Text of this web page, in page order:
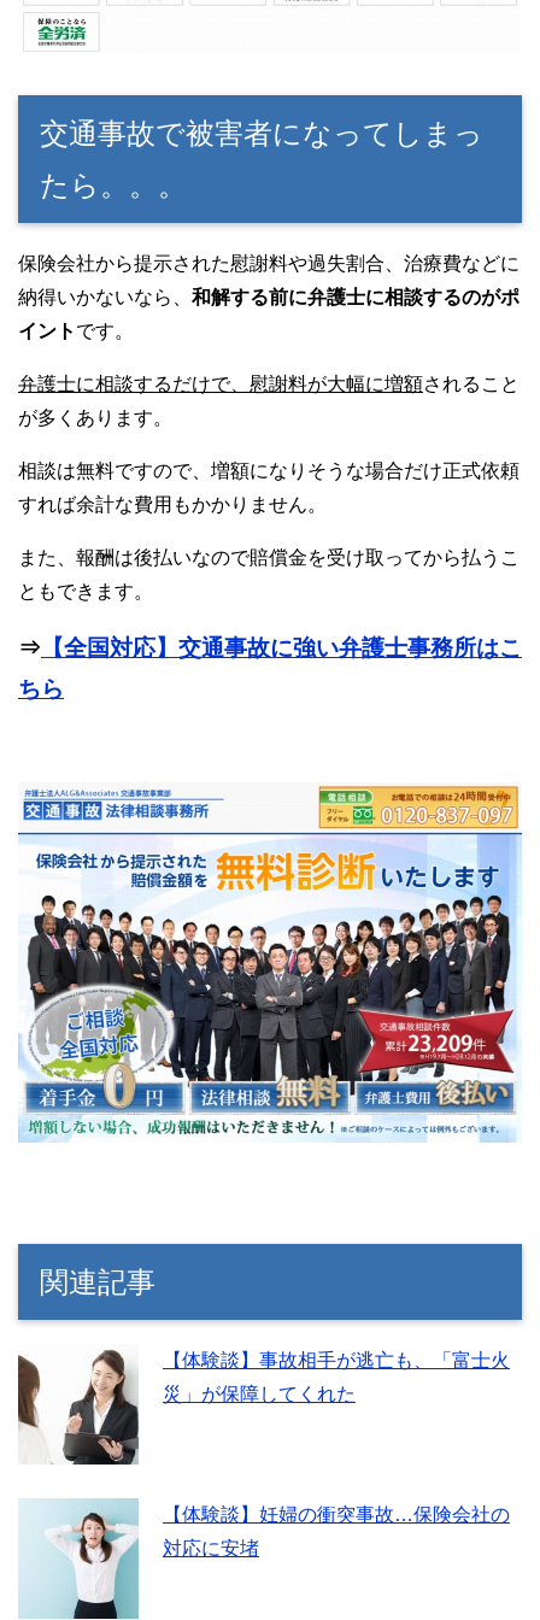
交通事故で被害者になってしまっ
たら。。。
保険会社から提示された慰謝料や過失割合、治療費などに
納得いかないなら、 和解する前に弁護士に相談するのがポ
イント です。
弁護士に相談するだけで、慰謝料が大幅に増額されること
が多くあります。
相談は無料ですので、増額になりそうな場合だけ正式依頼
すれば余計な費用もかかりません。
また、報酬は後払いなので賠償金を受け取ってから払うこ
ともできます。
⇒ 【全国対応】交通事故に強い弁護士事務所はこ
ちら
関連記事
【体験談】事故相手が逃亡も、「富士火
災」が保障してくれた
【体験談】妊婦の衝突事故…保険会社の
対応に安堵